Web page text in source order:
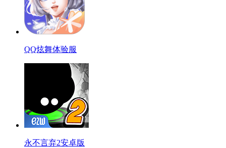
QQ炫舞体验服
永不言弃2安卓版